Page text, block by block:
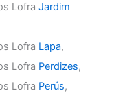
LofraJardim
Lofra Lapa,
Lofra Perdizes,
Lofra Perús,